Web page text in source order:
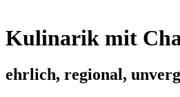
Kulinarik mit
ehrlich, regional,